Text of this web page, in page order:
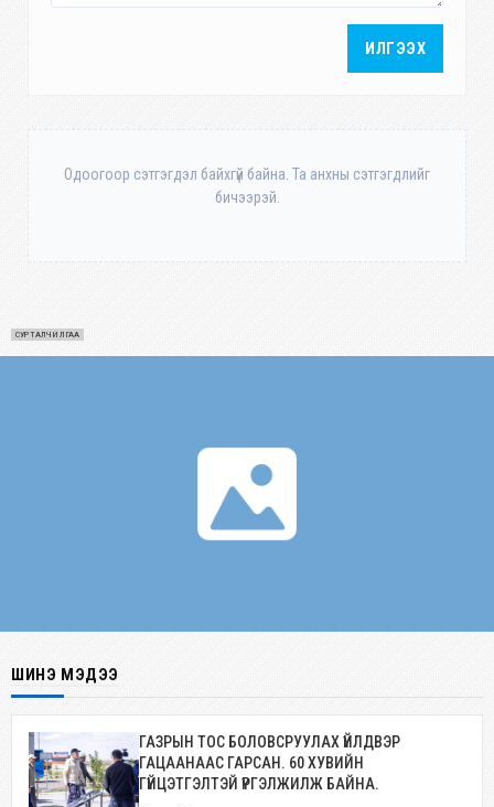
ИЛГЭЭХ
Одоогоор сэтгэгдэл байхгүй байна. Та анхны сэтгэгдлийг
бичээрэй.
СУРТАЛЧИЛГАА
ШИНЭ МЭДЭЭ
ГАЗРЫН ТОС БОЛОВСРУУЛАХ ҮЙЛДВЭР
ГАЦААНААС ГАРСАН. 60 ХУВИЙН
ГҮЙЦЭТГЭЛТЭЙ ҮРГЭЛЖИЛЖ БАЙНА.